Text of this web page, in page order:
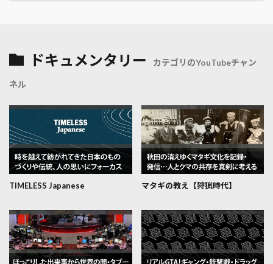
ドキュメンタリー カテゴリのYouTubeチャン
ネル
TIMELESS Japanese マタギの教え【狩猟時代】